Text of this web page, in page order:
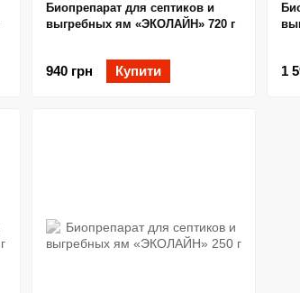
Биопрепарат для септиков и
выгребных ям «ЭКОЛАЙН» 720 г
940 грн Купити 1